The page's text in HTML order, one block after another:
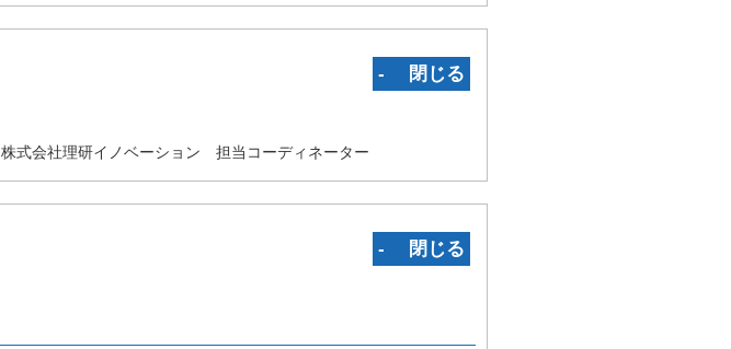
‐ 閉じる
株式会社理研イノベーション 担当コーディネーター
‐ 閉じる